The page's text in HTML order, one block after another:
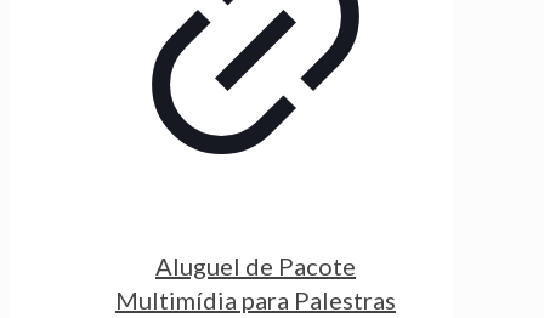
Aluguel de Pacote
Multimídia para Palestras